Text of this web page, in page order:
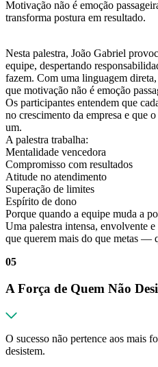
Motivação não é emoção
transforma postura em resultado.
Nesta palestra, João Gabriel
equipe, despertando
fazem. Com uma linguagem
que motivação não é emoção
Os participantes entendem que
no crescimento da empresa e que
um.
A palestra trabalha:
Mentalidade vencedora
Compromisso com resultados
Atitude no atendimento
Superação de limites
Espírito de dono
Porque quando a equipe muda a
Uma palestra intensa, envolvente
que querem mais do que metas —
05
A Força de Quem Não
O sucesso não pertence aos mais
desistem.